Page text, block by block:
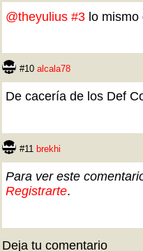
@theyulius #3 lo
#10 alcala78
De cacería de los Def
#11 brekhi
Para ver este
Registrarte.
Deja tu comentario